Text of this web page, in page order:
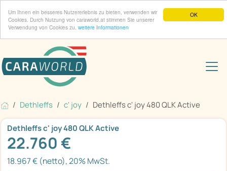
OK
Um Ihnen ein besseres Nutzererlebnis zu bieten, verwenden wir
Cookies. Durch Nutzung von caraworld.at stimmen Sie unserer
Verwendung von Cookies zu. weitere Informationen
Dethleffs c' joy Dethleffs c' joy 480 QLK Active
Dethleffs c' joy 480 QLK Active
22.760 €
18.967 € (netto), 20% MwSt.